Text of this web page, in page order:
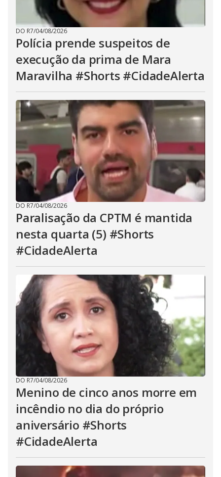
DO R7/04/08/2026
Polícia prende suspeitos de
execução da prima de Mara
Maravilha #Shorts #CidadeAlerta
DO R7/04/08/2026
Paralisação da CPTM é mantida
nesta quarta (5) #Shorts
#CidadeAlerta
DO R7/04/08/2026
Menino de cinco anos morre em
incêndio no dia do próprio
aniversário #Shorts
#CidadeAlerta